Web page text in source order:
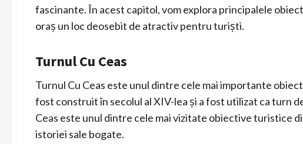
fascinante. În acest capitol, vom explora principalele
oraș un loc deosebit de atractiv pentru turiști.
Turnul Cu Ceas
Turnul Cu Ceas este unul dintre cele mai importante
fost construit în secolul al XIV-lea și a fost utilizat ca turn
Ceas este unul dintre cele mai vizitate obiective turistice
istoriei sale bogate.